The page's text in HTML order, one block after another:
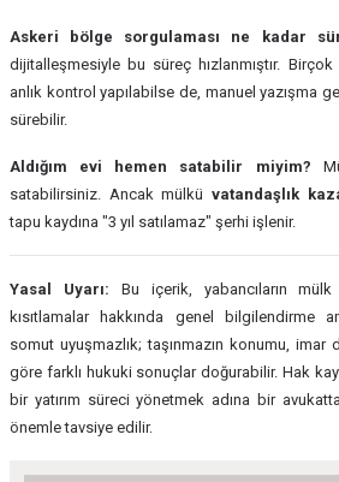
Askeri bölge sorgulaması ne kadar
dijitalleşmesiyle bu süreç hızlanmıştır.
anlık kontrol yapılabilse de, manuel yazışma
sürebilir.
Aldığım evi hemen satabilir miyim?
satabilirsiniz. Ancak mülkü vatandaşlık
tapu kaydına "3 yıl satılamaz" şerhi işlenir.
Yasal Uyarı: Bu içerik, yabancıların
kısıtlamalar hakkında genel bilgilendirme
somut uyuşmazlık; taşınmazın konumu, imar
göre farklı hukuki sonuçlar doğurabilir. Hak
bir yatırım süreci yönetmek adına bir
önemle tavsiye edilir.